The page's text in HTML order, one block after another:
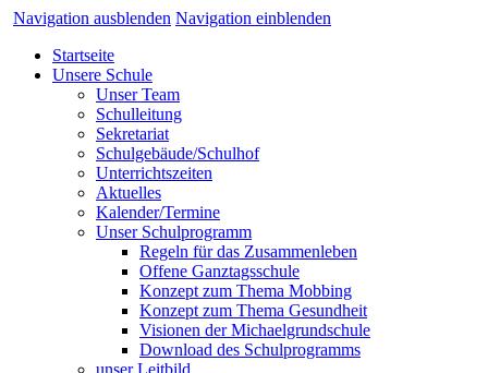
Navigation ausblenden Navigation einblenden
Startseite
Unsere Schule
Unser Team
Schulleitung
Sekretariat
Schulgebäude/Schulhof
Unterrichtszeiten
Aktuelles
Kalender/Termine
Unser Schulprogramm
Regeln für das Zusammenleben
Offene Ganztagsschule
Konzept zum Thema Mobbing
Konzept zum Thema Gesundheit
Visionen der Michaelgrundschule
Download des Schulprogramms
unser Leitbild